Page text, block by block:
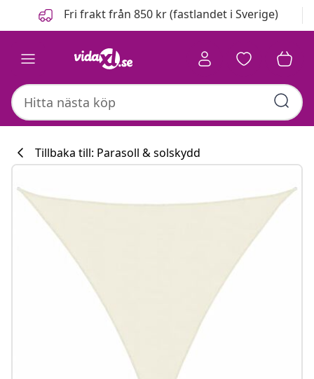
FöregåendeFri frakt från 850 kr (fastlandet i Sverige)
Tillbaka till: Parasoll & solskydd